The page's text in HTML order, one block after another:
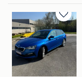
Bewaren
in
Mijn
Favorieten
Elias Ingels
Rumst